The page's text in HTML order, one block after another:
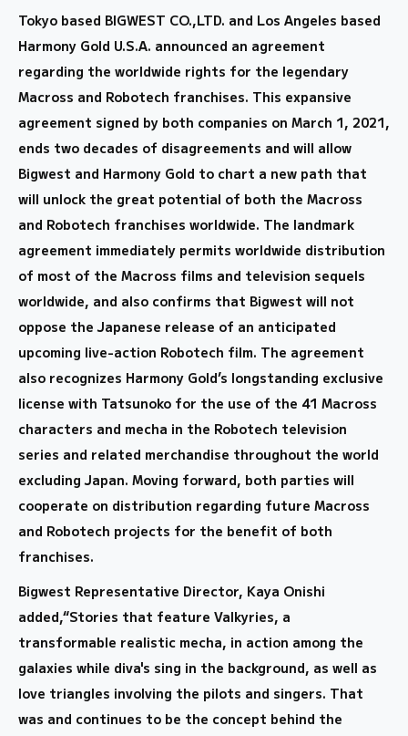
Tokyo based BIGWEST CO.,LTD. and Los Angeles based
Harmony Gold U.S.A. announced an agreement
regarding the worldwide rights for the legendary
Macross and Robotech franchises. This expansive
agreement signed by both companies on March 1, 2021,
ends two decades of disagreements and will allow
Bigwest and Harmony Gold to chart a new path that
will unlock the great potential of both the Macross
and Robotech franchises worldwide. The landmark
agreement immediately permits worldwide distribution
of most of the Macross films and television sequels
worldwide, and also confirms that Bigwest will not
oppose the Japanese release of an anticipated
upcoming live-action Robotech film. The agreement
also recognizes Harmony Gold’s longstanding exclusive
license with Tatsunoko for the use of the 41 Macross
characters and mecha in the Robotech television
series and related merchandise throughout the world
excluding Japan. Moving forward, both parties will
cooperate on distribution regarding future Macross
and Robotech projects for the benefit of both
franchises.
Bigwest Representative Director, Kaya Onishi
added,“Stories that feature Valkyries, a
transformable realistic mecha, in action among the
galaxies while diva's sing in the background, as well as
love triangles involving the pilots and singers. That
was and continues to be the concept behind the